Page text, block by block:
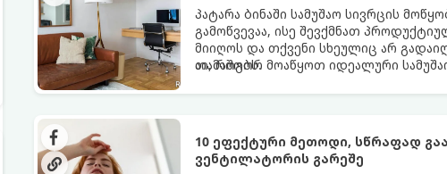
პატარა ბინაში სამუშაო სივრცის
გამოწვევაა, ისე შევქმნათ
მიიღოს და თქვენი სხეულიც არ
თამაშობს.
აი, როგორ მოაწყოთ იდეალური
10 ეფექტური მეთოდი, სწრაფად
ვენტილატორის გარეშე